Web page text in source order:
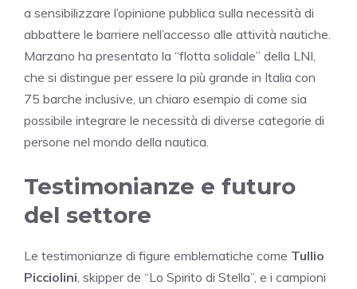
a sensibilizzare l’opinione pubblica sulla necessità di
abbattere le barriere nell’accesso alle attività nautiche.
Marzano ha presentato la “flotta solidale” della LNI,
che si distingue per essere la più grande in Italia con
75 barche inclusive, un chiaro esempio di come sia
possibile integrare le necessità di diverse categorie di
persone nel mondo della nautica.
Testimonianze e futuro
del settore
Le testimonianze di figure emblematiche come Tullio
Picciolini , skipper de “Lo Spirito di Stella”, e i campioni